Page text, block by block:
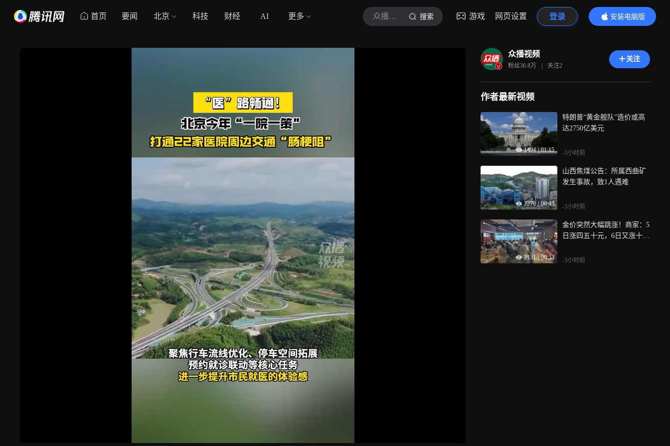
首页 要闻 北京 科技 财经 AI 更多 众播视频 搜索 游戏 网页设置 登录
安装电脑版
内容更精彩
众播视频
粉丝36.8万 | 关注2
关注
作者最新视频
1494 | 01:15
特朗普“黄金舰队”造价或高
达2750亿美元
-3小时前
2276 00:43
山西焦煤公告：所属西曲矿
发生事故，致1人遇难
-3小时前
2131 | 00:53
金价突然大幅跳涨！商家：5
日涨四五十元，6日又涨十元
-3小时前